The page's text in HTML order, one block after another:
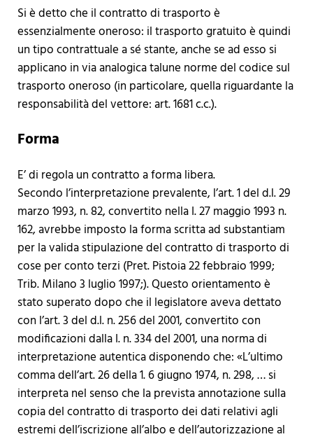
Si è detto che il contratto di trasporto è
essenzialmente oneroso: il trasporto gratuito è quindi
un tipo contrattuale a sé stante, anche se ad esso si
applicano in via analogica talune norme del codice sul
trasporto oneroso (in particolare, quella riguardante la
responsabilità del vettore: art. 1681 c.c.).
Forma
E’ di regola un contratto a forma libera.
Secondo l’interpretazione prevalente, l’art. 1 del d.l. 29
marzo 1993, n. 82, convertito nella I. 27 maggio 1993 n.
162, avrebbe imposto la forma scritta ad substantiam
per la valida stipulazione del contratto di trasporto di
cose per conto terzi (Pret. Pistoia 22 febbraio 1999;
Trib. Milano 3 luglio 1997;). Questo orientamento è
stato superato dopo che il legislatore aveva dettato
con l’art. 3 del d.l. n. 256 del 2001, convertito con
modificazioni dalla I. n. 334 del 2001, una norma di
interpretazione autentica disponendo che: «L’ultimo
comma dell’art. 26 della 1. 6 giugno 1974, n. 298, … si
interpreta nel senso che la prevista annotazione sulla
copia del contratto di trasporto dei dati relativi agli
estremi dell’iscrizione all’albo e dell’autorizzazione al